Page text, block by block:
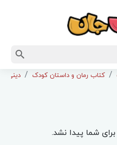
کتاب رمان و داستان کودک دینی
شما پیدا نشد.